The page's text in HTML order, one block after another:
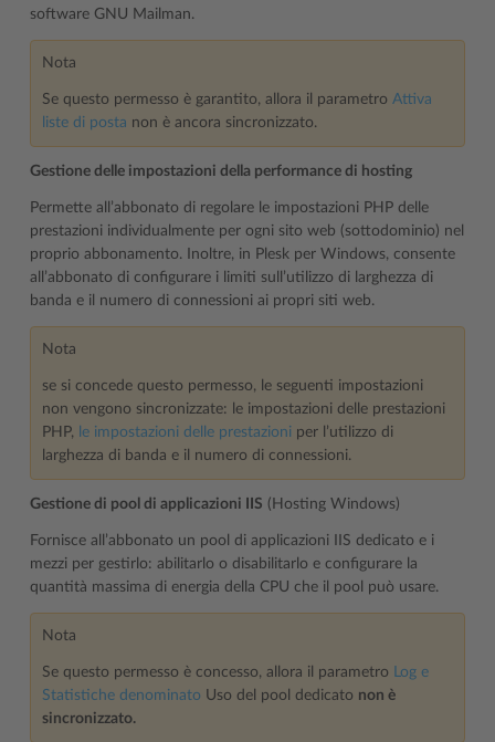
software GNU Mailman.
Nota
Se questo permesso è garantito, allora il parametro Attiva
liste di posta non è ancora sincronizzato.
Gestione delle impostazioni della performance di hosting
Permette all’abbonato di regolare le impostazioni PHP delle
prestazioni individualmente per ogni sito web (sottodominio) nel
proprio abbonamento. Inoltre, in Plesk per Windows, consente
all’abbonato di configurare i limiti sull’utilizzo di larghezza di
banda e il numero di connessioni ai propri siti web.
Nota
se si concede questo permesso, le seguenti impostazioni
non vengono sincronizzate: le impostazioni delle prestazioni
PHP, le impostazioni delle prestazioni per l’utilizzo di
larghezza di banda e il numero di connessioni.
Gestione di pool di applicazioni IIS (Hosting Windows)
Fornisce all’abbonato un pool di applicazioni IIS dedicato e i
mezzi per gestirlo: abilitarlo o disabilitarlo e configurare la
quantità massima di energia della CPU che il pool può usare.
Nota
Se questo permesso è concesso, allora il parametro Log e
Statistiche denominato Uso del pool dedicato non è
sincronizzato.